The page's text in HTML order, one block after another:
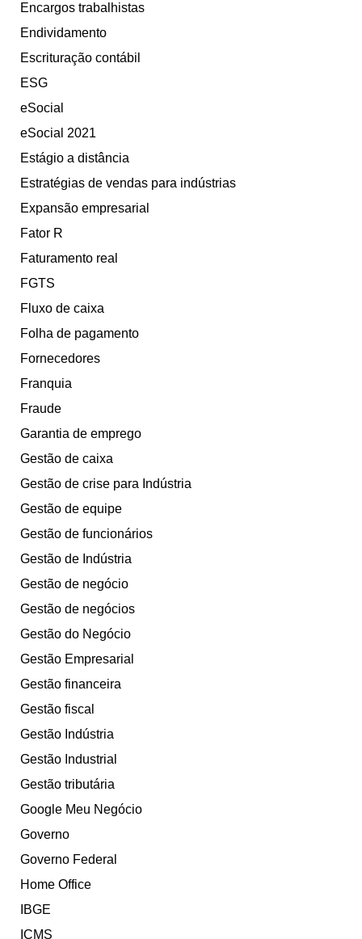
Encargos trabalhistas
Endividamento
Escrituração contábil
ESG
eSocial
eSocial 2021
Estágio a distância
Estratégias de vendas para indústrias
Expansão empresarial
Fator R
Faturamento real
FGTS
Fluxo de caixa
Folha de pagamento
Fornecedores
Franquia
Fraude
Garantia de emprego
Gestão de caixa
Gestão de crise para Indústria
Gestão de equipe
Gestão de funcionários
Gestão de Indústria
Gestão de negócio
Gestão de negócios
Gestão do Negócio
Gestão Empresarial
Gestão financeira
Gestão fiscal
Gestão Indústria
Gestão Industrial
Gestão tributária
Google Meu Negócio
Governo
Governo Federal
Home Office
IBGE
ICMS